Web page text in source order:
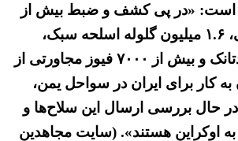
است: «در پی کشف و ضبط بیش از
۵۰۰۰ اسلحه جنگی، ۱.۶ میلیون گلوله اسلحه سبک،
تعدادی موشک ضدتانک و بیش از ۷۰۰۰ فیوز مجاورتی از
کار برای ایران در سواحل یمن،
حال بررسی ارسال این سلاح‌ها و
اوکراین هستند». (سایت مجاهدین